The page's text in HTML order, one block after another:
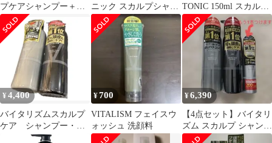
プケアシャンプー＋
haruシャンプーブラシ
バイタリズム
ニック スカルプシャン
プー
TONIC 150ml スカルプ
ケア
¥ 4,400
バイタリズムスカルプ
ケア シャンプー・コ
ンディション
¥700
VITALISM フェイスウ
ォッシュ 洗顔料
¥6,390
【4点セット】バイタリ
ズム スカルプ シャンプ
ー&コンディショナー